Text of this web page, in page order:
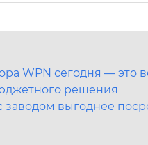
WPN сегодня — это
решения
выгоднее